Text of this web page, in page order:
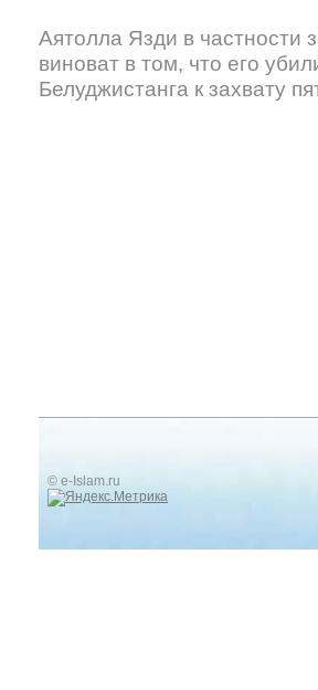
Аятолла Язди в частности
виноват в том, что его
Белуджистанга к захвату
© e-Islam.ru